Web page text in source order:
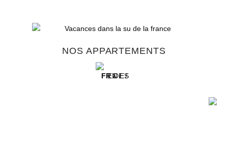
NOS APPARTEMENTS
FR /EN /DE /
ES